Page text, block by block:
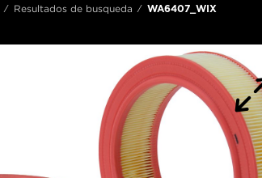
Resultados de busqueda WA6407_WIX